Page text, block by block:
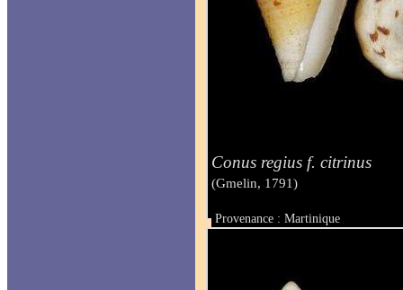
Conus regius f. citrinus
(Gmelin, 1791)
Provenance : Martinique
Taille : 24.3 mm